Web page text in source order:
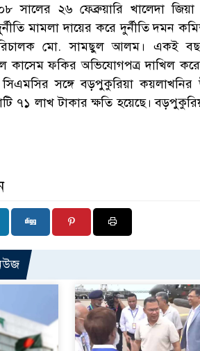
সালের ২৬ ফেব্রুয়ারি খালেদা
মামলা দায়ের করে দুর্নীতি দমন
মো. সামছুল আলম। একই
ফকির অভিযোগপত্র দাখিল
সিএমসির সঙ্গে বড়পুকুরিয়া
৭১ লাখ টাকার ক্ষতি হয়েছে।